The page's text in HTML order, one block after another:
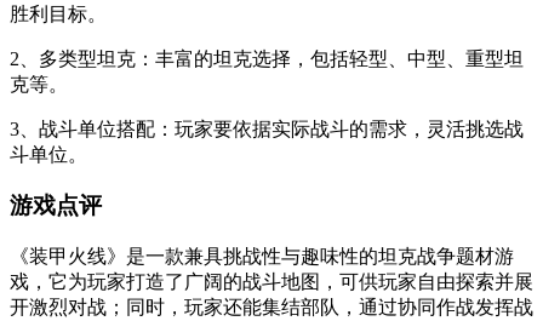
胜利目标。
2、多类型坦克：丰富的坦克选择，包括轻型、中型、重型坦
克等。
3、战斗单位搭配：玩家要依据实际战斗的需求，灵活挑选战
斗单位。
游戏点评
《装甲火线》是一款兼具挑战性与趣味性的坦克战争题材游
戏，它为玩家打造了广阔的战斗地图，可供玩家自由探索并展
开激烈对战；同时，玩家还能集结部队，通过协同作战发挥战